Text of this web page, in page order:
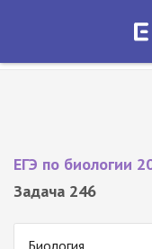
Экзамер
ЕГЭ по биологии
Задача 246
Биология